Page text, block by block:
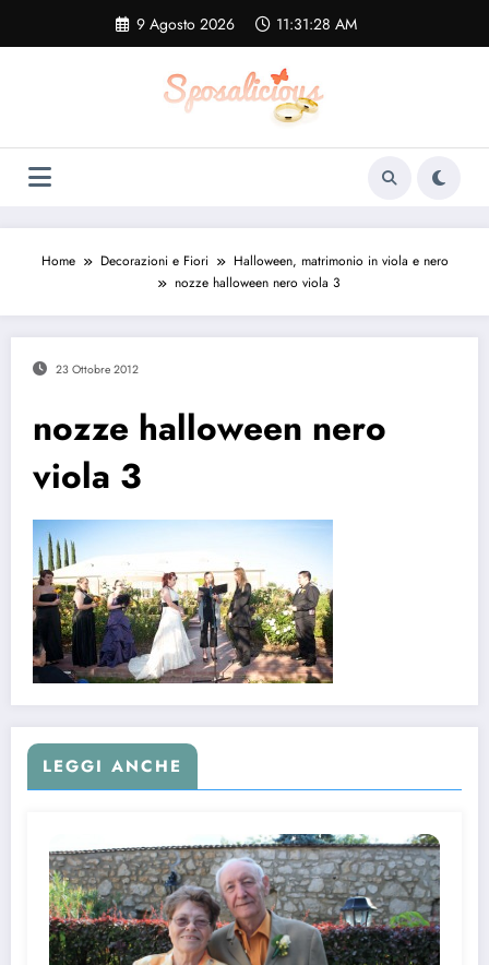
contenuto
9 Agosto 2026 11:31:29 AM
Home Decorazioni e Fiori
Halloween, matrimonio in viola e nero
nozze halloween nero viola 3
23 Ottobre 2012
nozze halloween nero
viola 3
LEGGI ANCHE